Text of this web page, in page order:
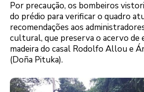
Por precaução, os bombeiros
do prédio para verificar o quadro
recomendações aos
cultural, que preserva o acervo de
madeira do casal Rodolfo Allou e
(Doña Pituka).